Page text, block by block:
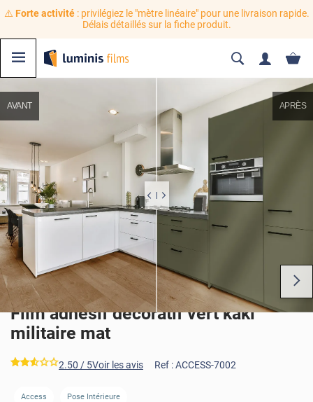
⚠️ Forte activité: privilégiez le "mètre linéaire" pour une livraison rapide.
Délais détaillés sur la fiche produit.
AVANT APRÈS
Film adhésif décoratif vert kaki
militaire mat
***** 2.50 / 5Voir les avis Ref :ACCESS-7002
Access Pose Intérieure